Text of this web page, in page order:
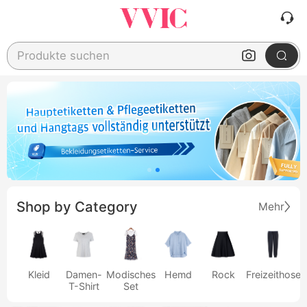
Produkte suchen
Shop by Category Mehr
Kleid
Damen-
T-Shirt
Modisches
Set
Hemd Rock Freizeithose